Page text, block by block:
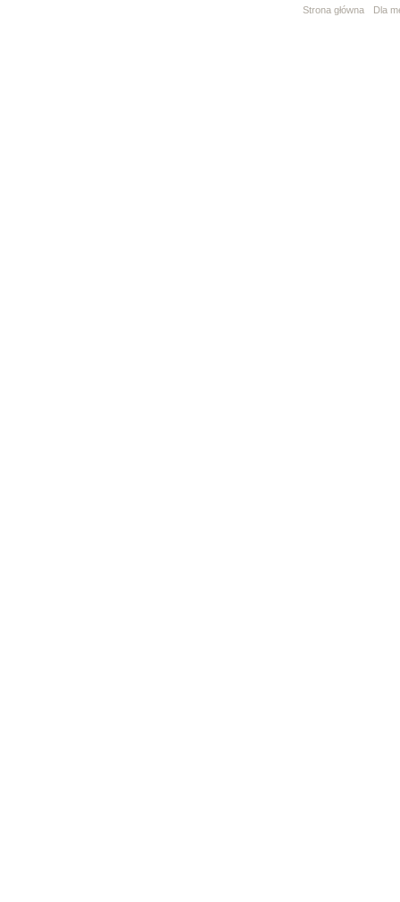
Strona główna Dla